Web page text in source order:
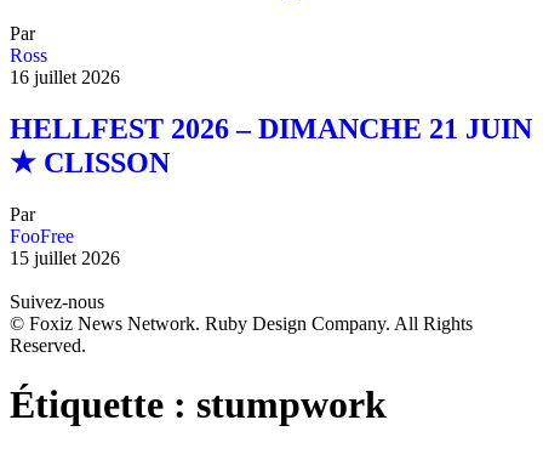
Par
Ross
16 juillet 2026
HELLFEST 2026 – DIMANCHE 21 JUIN
★ CLISSON
Par
FooFree
15 juillet 2026
Suivez-nous
© Foxiz News Network. Ruby Design Company. All Rights
Reserved.
Étiquette : stumpwork